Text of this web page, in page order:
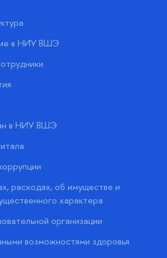
в НИУ ВШЭ
в НИУ ВШЭ
расходах, об имуществе и
характера
организации
возможностями здоровья